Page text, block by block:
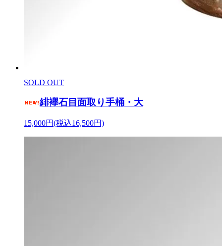
SOLD OUT
緋襷石目面取り手桶・大
15,000円(税込16,500円)